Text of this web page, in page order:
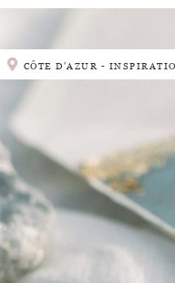
CÔTE D'AZUR -